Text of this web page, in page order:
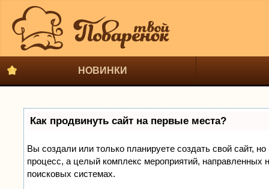
НОВИНКИ
Как продвинуть сайт на первые места?
Вы создали или только планируете создать свой сайт,
процесс, а целый комплекс мероприятий, направленных
поисковых системах.